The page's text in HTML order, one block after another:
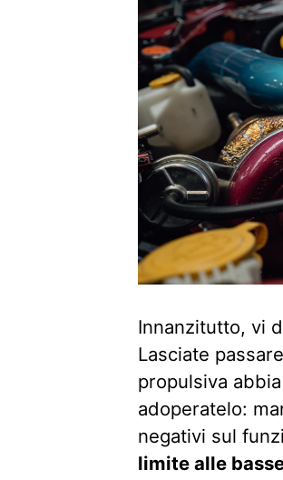
Innanzitutto, vi
Lasciate
propulsiva
adoperatelo:
negativi sul
limite alle